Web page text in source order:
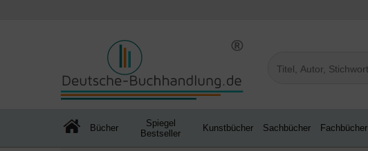
Bücher
Spiegel
Bestseller
Kunstbücher Sachbücher Fachbücher